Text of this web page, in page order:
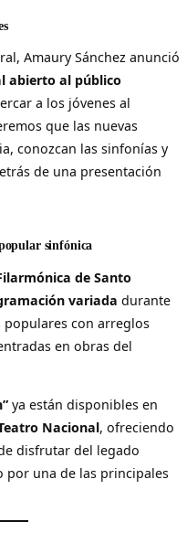
Amaury Sánchez anunció
abierto al público
a los jóvenes al
que las nuevas
conozcan las sinfonías y
de una presentación
sinfónica
de Santo
variada durante
con arreglos
en obras del
ya están disponibles en
Nacional, ofreciendo
disfrutar del legado
por una de las principales